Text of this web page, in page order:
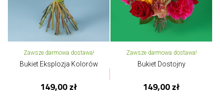
Zawsze darmowa dostawa!
Bukiet Eksplozja Kolorów
149,00 zł
Zawsze darmowa dostawa!
Bukiet Dostojny
149,00 zł